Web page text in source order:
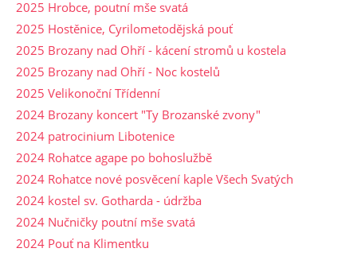
2025 Hrobce, poutní mše svatá
2025 Hostěnice, Cyrilometodějská pouť
2025 Brozany nad Ohří - kácení stromů u kostela
2025 Brozany nad Ohří - Noc kostelů
2025 Velikonoční Třídenní
2024 Brozany koncert "Ty Brozanské zvony"
2024 patrocinium Libotenice
2024 Rohatce agape po bohoslužbě
2024 Rohatce nové posvěcení kaple Všech Svatých
2024 kostel sv. Gotharda - údržba
2024 Nučničky poutní mše svatá
2024 Pouť na Klimentku